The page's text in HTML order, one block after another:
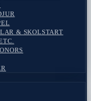
& SKOLSTART